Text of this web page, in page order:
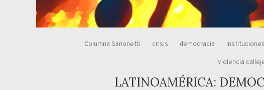
Columna Simonetti crisis democracia instituciones
violencia
LATINOAMÉRICA: